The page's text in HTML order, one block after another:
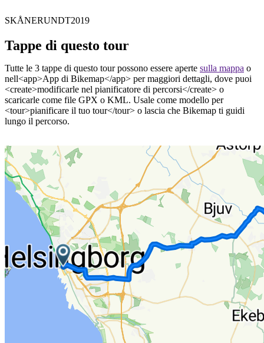
SKÅNERUNDT2019
Tappe di questo tour
Tutte le 3 tappe di questo tour possono essere aperte sulla mappa o
nell<app>App di Bikemap</app> per maggiori dettagli, dove puoi
<create>modificarle nel pianificatore di percorsi</create> o
scaricarle come file GPX o KML. Usale come modello per
<tour>pianificare il tuo tour</tour> o lascia che Bikemap ti guidi
lungo il percorso.